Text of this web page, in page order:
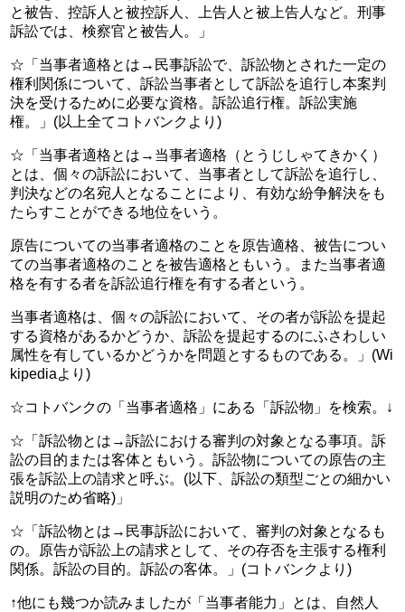
と被告、控訴人と被控訴人、上告人と被上告人など。刑事
訴訟では、検察官と被告人。」
☆「当事者適格とは→民事訴訟で、訴訟物とされた一定の
権利関係について、訴訟当事者として訴訟を追行し本案判
決を受けるために必要な資格。訴訟追行権。訴訟実施
権。」(以上全てコトバンクより)
☆「当事者適格とは→当事者適格（とうじしゃてきかく）
とは、個々の訴訟において、当事者として訴訟を追行し、
判決などの名宛人となることにより、有効な紛争解決をも
たらすことができる地位をいう。
原告についての当事者適格のことを原告適格、被告につい
ての当事者適格のことを被告適格ともいう。また当事者適
格を有する者を訴訟追行権を有する者という。
当事者適格は、個々の訴訟において、その者が訴訟を提起
する資格があるかどうか、訴訟を提起するのにふさわしい
属性を有しているかどうかを問題とするものである。」(Wi
kipediaより)
☆コトバンクの「当事者適格」にある「訴訟物」を検索。↓
☆「訴訟物とは→訴訟における審判の対象となる事項。訴
訟の目的または客体ともいう。訴訟物についての原告の主
張を訴訟上の請求と呼ぶ。(以下、訴訟の類型ごとの細かい
説明のため省略)」
☆「訴訟物とは→民事訴訟において、審判の対象となるも
の。原告が訴訟上の請求として、その存否を主張する権利
関係。訴訟の目的。訴訟の客体。」(コトバンクより)
↑他にも幾つか読みましたが「当事者能力」とは、自然人